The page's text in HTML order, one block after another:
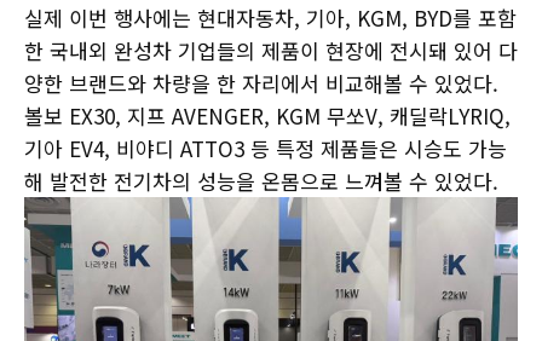
실제 이번 행사에는 현대자동차, 기아, KGM, BYD를 포함
한 국내외 완성차 기업들의 제품이 현장에 전시돼 있어 다
양한 브랜드와 차량을 한 자리에서 비교해볼 수 있었다.
볼보 EX30, 지프 AVENGER, KGM 무쏘V, 캐딜락LYRIQ,
기아 EV4, 비야디 ATTO3 등 특정 제품들은 시승도 가능
해 발전한 전기차의 성능을 온몸으로 느껴볼 수 있었다.